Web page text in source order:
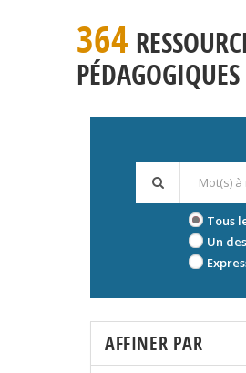
364
PÉDAGOGIQUES
Tous
Un
AFFINER PAR